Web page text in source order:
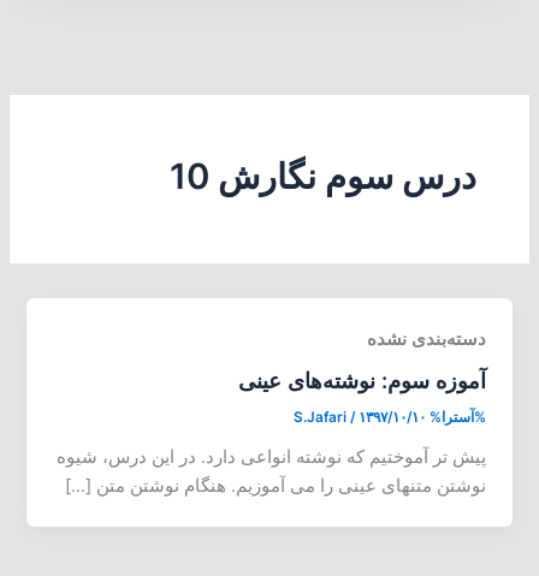
درس سوم نگارش 10
دسته‌بندی نشده
آموزه سوم: نوشته‌های عینی
%آسترا% S.Jafari / ۱۳۹۷/۱۰/۱۰
پیش تر آموختیم که نوشته انواعی دارد. در این درس، شیوه
نوشتن متنهای عینی را می آموزیم. هنگام نوشتن متن […]